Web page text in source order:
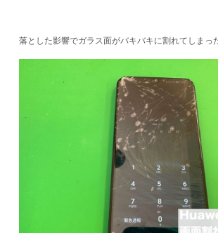
落とした影響でガラス面がバキバキに割れてしまっ